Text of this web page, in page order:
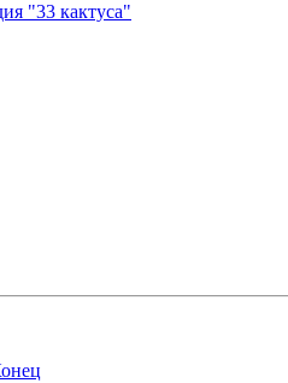
"33 кактуса"